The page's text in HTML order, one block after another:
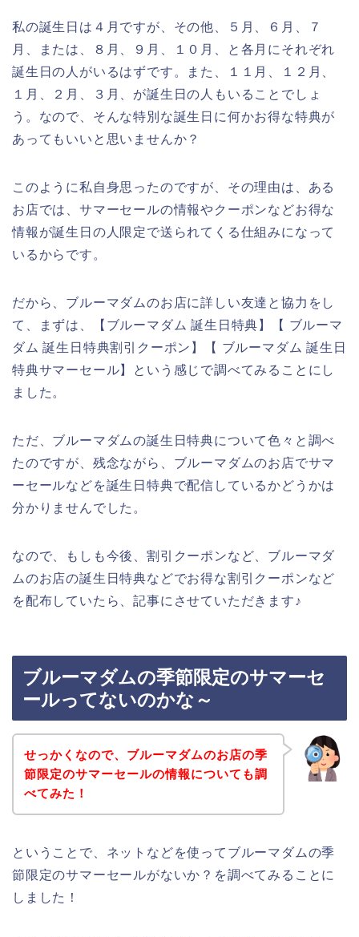
私の誕生日は４月ですが、その他、５月、６月、７
月、または、８月、９月、１０月、と各月にそれぞれ
誕生日の人がいるはずです。また、１１月、１２月、
１月、２月、３月、が誕生日の人もいることでしょ
う。なので、そんな特別な誕生日に何かお得な特典が
あってもいいと思いませんか？
このように私自身思ったのですが、その理由は、ある
お店では、サマーセールの情報やクーポンなどお得な
情報が誕生日の人限定で送られてくる仕組みになって
いるからです。
だから、ブルーマダムのお店に詳しい友達と協力をし
て、まずは、【ブルーマダム 誕生日特典】【 ブルーマ
ダム 誕生日特典割引クーポン】【 ブルーマダム 誕生日
特典サマーセール】という感じで調べてみることにし
ました。
ただ、ブルーマダムの誕生日特典について色々と調べ
たのですが、残念ながら、ブルーマダムのお店でサマ
ーセールなどを誕生日特典で配信しているかどうかは
分かりませんでした。
なので、もしも今後、割引クーポンなど、ブルーマダ
ムのお店の誕生日特典などでお得な割引クーポンなど
を配布していたら、記事にさせていただきます♪
ブルーマダムの季節限定のサマーセ
ールってないのかな～
せっかくなので、ブルーマダムのお店の季
節限定のサマーセールの情報についても調
べてみた！
ということで、ネットなどを使ってブルーマダムの季
節限定のサマーセールがないか？を調べてみることに
しました！